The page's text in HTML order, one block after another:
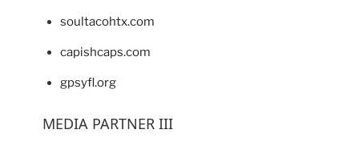
soultacohtx.com
capishcaps.com
gpsyfl.org
MEDIA PARTNER III